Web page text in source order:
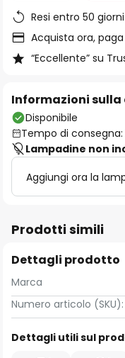
Resi entro 50 giorni
Acquista ora,
“Eccellente” su
Informazioni sulla
Disponibile
Tempo di
Lampadine non
Aggiungi ora la
Prodotti simili
Dettagli prodotto
Marca
Numero articolo (SKU):
Dettagli utili sul